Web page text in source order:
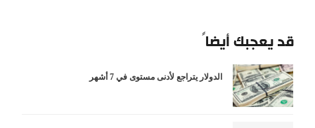
قد يعجبك أيضاً
الدولار يتراجع لأدنى مستوى في 7 أشهر